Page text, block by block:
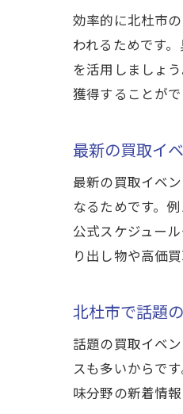
効率的に北杜市
われるためです
を活用しましょ
獲得することがで
最新の買取イ
最新の買取イベ
なるためです。
公式スケジュー
り出し物や高価
北杜市で話題
話題の買取イベ
スも多いからで
味分野の新着情